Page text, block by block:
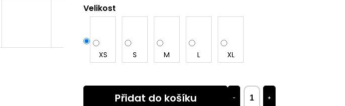
Velikost
XS S M L XL
+
−
Přidat do košíku